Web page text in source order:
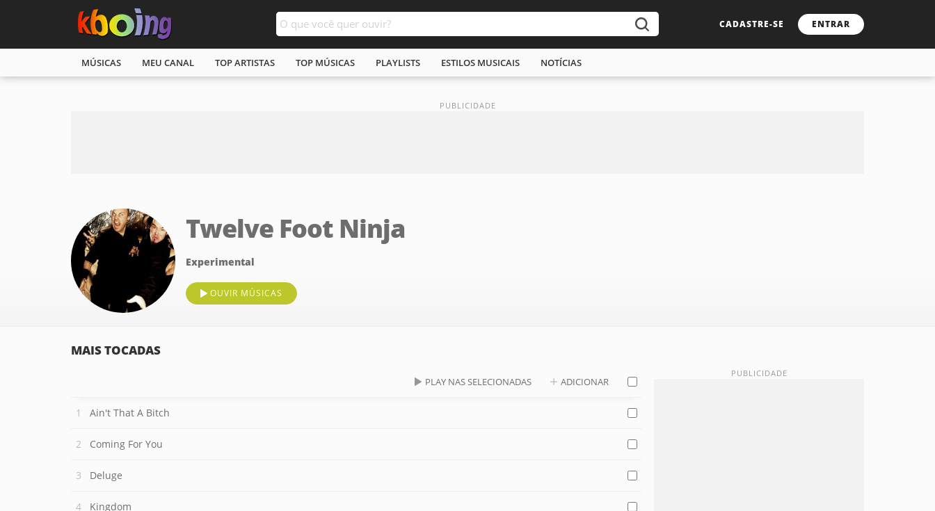
CADASTRE-SE ENTRAR
MÚSICAS MEU CANAL TOP ARTISTAS TOP MÚSICAS PLAYLISTS ESTILOS MUSICAIS NOTÍCIAS
Twelve Foot Ninja
Experimental
OUVIR MÚSICAS
MAIS TOCADAS
PLAY NAS SELECIONADAS ADICIONAR
Ain't That A Bitch
Coming For You
Deluge
Kingdom